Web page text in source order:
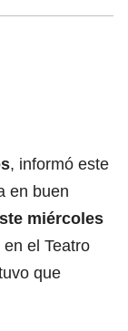
, informó este
en buen
miércoles
en el Teatro
que